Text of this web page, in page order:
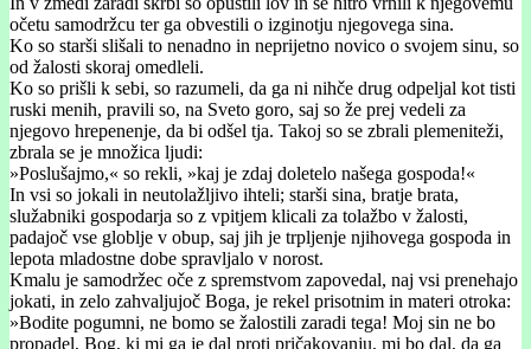
očetu samodržcu ter ga obvestili o izginotju njegovega sina.
Ko so starši slišali to nenadno in neprijetno novico o svojem sinu, so
od žalosti skoraj omedleli.
Ko so prišli k sebi, so razumeli, da ga ni nihče drug odpeljal kot tisti
ruski menih, pravili so, na Sveto goro, saj so že prej vedeli za
njegovo hrepenenje, da bi odšel tja. Takoj so se zbrali plemeniteži,
zbrala se je množica ljudi:
»Poslušajmo,« so rekli, »kaj je zdaj doletelo našega gospoda!«
In vsi so jokali in neutolažljivo ihteli; starši sina, bratje brata,
služabniki gospodarja so z vpitjem klicali za tolažbo v žalosti,
padajoč vse globlje v obup, saj jih je trpljenje njihovega gospoda in
lepota mladostne dobe spravljalo v norost.
Kmalu je samodržec oče z spremstvom zapovedal, naj vsi prenehajo
jokati, in zelo zahvaljujoč Boga, je rekel prisotnim in materi otroka:
»Bodite pogumni, ne bomo se žalostili zaradi tega! Moj sin ne bo
propadel, Bog, ki mi ga je dal proti pričakovanju, mi bo dal, da ga